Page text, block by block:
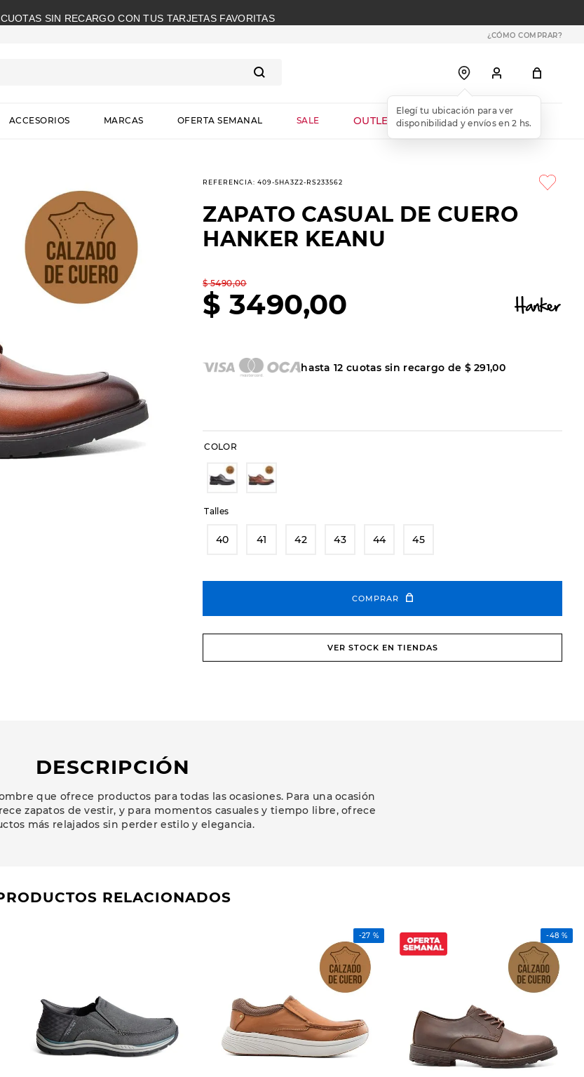
SIN RECARGO CON TUS TARJETAS FAVORITAS
¿CÓMO COMPRAR?
ACCESORIOS MARCAS OFERTA SEMANAL SALE OUTLET WEB
REFERENCIA:409-5HA3Z2-RS233562
ZAPATO CASUAL DE CUERO
HANKER KEANU
$ 5490,00
$ 3490,00
hasta12 cuotas sin recargo de $ 291,00
COLOR
Talles
40 41 42 43 44 45
COMPRAR
VER STOCK EN TIENDAS
DESCRIPCIÓN
que ofrece productos para todas las ocasiones. Para una ocasión
zapatos de vestir, y para momentos casuales y tiempo libre, ofrece
más relajados sin perder estilo y elegancia.
RELACIONADOS
-27 % -48 %